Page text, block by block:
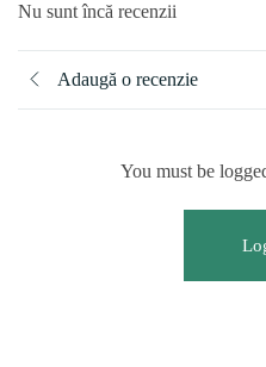
Nu sunt încă recenzii
Adaugă o recenzie
You must be